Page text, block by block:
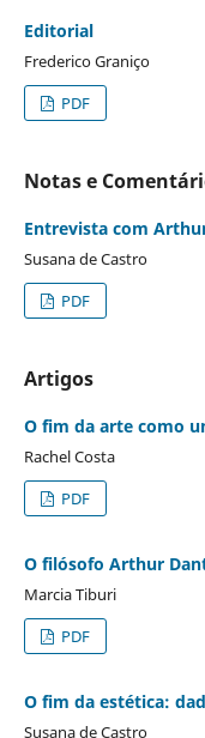
Editorial
Frederico Graniço
PDF
Notas e
Entrevista com
Susana de Castro
PDF
Artigos
O fim da arte como
Rachel Costa
PDF
O filósofo Arthur
Marcia Tiburi
PDF
O fim da estética:
Susana de Castro